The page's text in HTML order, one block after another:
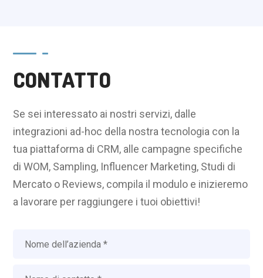
CONTATTO
Se sei interessato ai nostri servizi, dalle
integrazioni ad-hoc della nostra tecnologia con la
tua piattaforma di CRM, alle campagne specifiche
di WOM, Sampling, Influencer Marketing, Studi di
Mercato o Reviews, compila il modulo e inizieremo
a lavorare per raggiungere i tuoi obiettivi!